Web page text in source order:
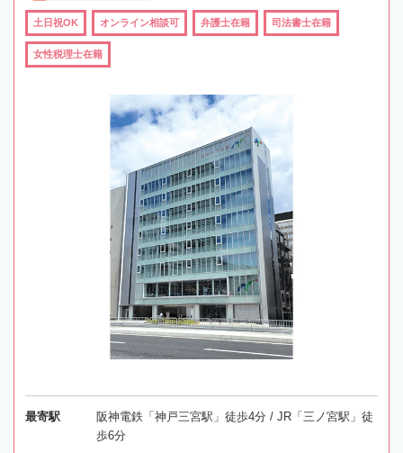
土日祝OK オンライン相談可 弁護士在籍 司法書士在籍
女性税理士在籍
最寄駅
阪神電鉄「神戸三宮駅」徒歩4分 / JR「三ノ宮駅」徒
歩6分